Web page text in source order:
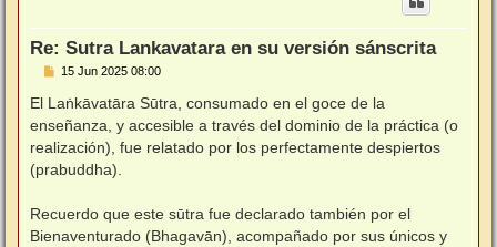
Re: Sutra Lankavatara en su versión sánscrita
M
n
s
a
j
e
15 Jun 2025 08:00
El Laṅkāvatāra Sūtra, consumado en el goce de la
enseñanza, y accesible a través del dominio de la práctica (o
realización), fue relatado por los perfectamente despiertos
(prabuddha).
Recuerdo que este sūtra fue declarado también por el
Bienaventurado (Bhagavān), acompañado por sus únicos y